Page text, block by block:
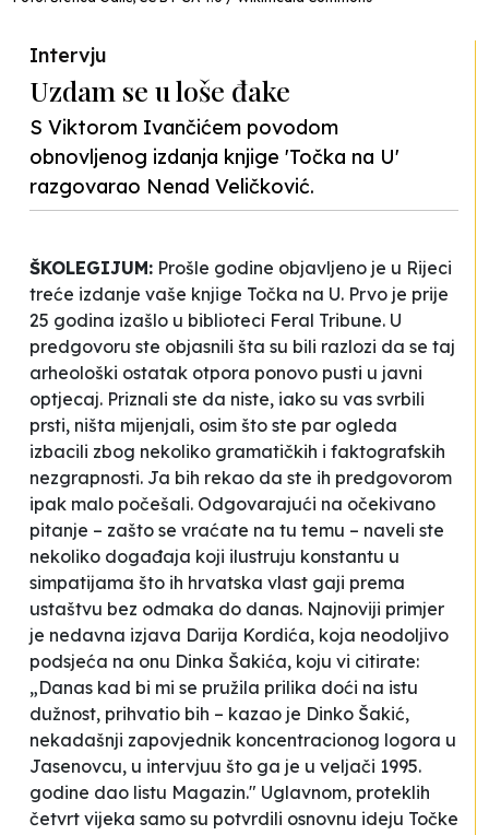
Intervju
Uzdam se u loše đake
S Viktorom Ivančićem povodom
obnovljenog izdanja knjige 'Točka na U'
razgovarao Nenad Veličković.
ŠKOLEGIJUM: Prošle godine objavljeno je u Rijeci
treće izdanje vaše knjige Točka na U. Prvo je prije
25 godina izašlo u biblioteci Feral Tribune. U
predgovoru ste objasnili šta su bili razlozi da se taj
arheološki ostatak otpora ponovo pusti u javni
optjecaj. Priznali ste da niste, iako su vas svrbili
prsti, ništa mijenjali, osim što ste par ogleda
izbacili zbog nekoliko gramatičkih i faktografskih
nezgrapnosti. Ja bih rekao da ste ih predgovorom
ipak malo počešali. Odgovarajući na očekivano
pitanje – zašto se vraćate na tu temu – naveli ste
nekoliko događaja koji ilustruju konstantu u
simpatijama što ih hrvatska vlast gaji prema
ustaštvu bez odmaka do danas. Najnoviji primjer
je nedavna izjava Darija Kordića, koja neodoljivo
podsjeća na onu Dinka Šakića, koju vi citirate:
„Danas kad bi mi se pružila prilika doći na istu
dužnost, prihvatio bih – kazao je Dinko Šakić,
nekadašnji zapovjednik koncentracionog logora u
Jasenovcu, u intervjuu što ga je u veljači 1995.
godine dao listu Magazin." Uglavnom, proteklih
četvrt vijeka samo su potvrdili osnovnu ideju Točke